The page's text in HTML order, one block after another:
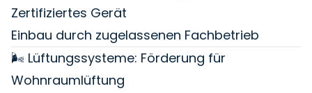
Zertifiziertes Gerät
Einbau durch zugelassenen Fachbetrieb
🌬️ Lüftungssysteme: Förderung für
Wohnraumlüftung